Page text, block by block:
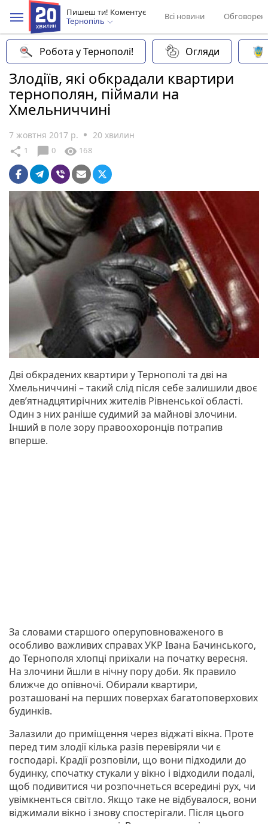
Пишеш ти! Коментує
Тернопіль
Всі новини
Робота у Тернополі! Огляди
Злодіїв, які обкрадали квартири
тернополян, піймали на
Хмельниччині
7 жовтня 2017 р. 20 хвилин
share 1 chat_bubble 0 visibility 168
Дві обкрадених квартири у Тернополі та дві на
Хмельниччині – такий слід після себе залишили двоє
дев’ятнадцятирічних жителів Рівненської області.
Один з них раніше судимий за майнові злочини.
Інший в поле зору правоохоронців потрапив
вперше.
За словами старшого оперуповноваженого в
особливо важливих справах УКР Івана Бачинського,
до Тернополя хлопці приїхали на початку вересня.
На злочини йшли в нічну пору доби. Як правило
ближче до опівночі. Обирали квартири,
розташовані на перших поверхах багатоповерхових
будинків.
Залазили до приміщення через віджаті вікна. Проте
перед тим злодії кілька разів перевіряли чи є
господарі. Крадії розповіли, що вони підходили до
будинку, спочатку стукали у вікно і відходили подалі,
щоб подивитися чи розпочнеться всередині рух, чи
увімкненться світло. Якщо таке не відбувалося, вони
віджимали вікно і знову спостерігали. Після цього